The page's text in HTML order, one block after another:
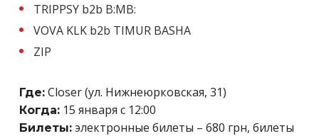
TRIPPSY b2b B:MB:
VOVA KLK b2b TIMUR BASHA
ZIP
Где: Closer (ул. Нижнеюрковская, 31)
Когда: 15 января с 12:00
Билеты: электронные билеты – 680 грн, билеты